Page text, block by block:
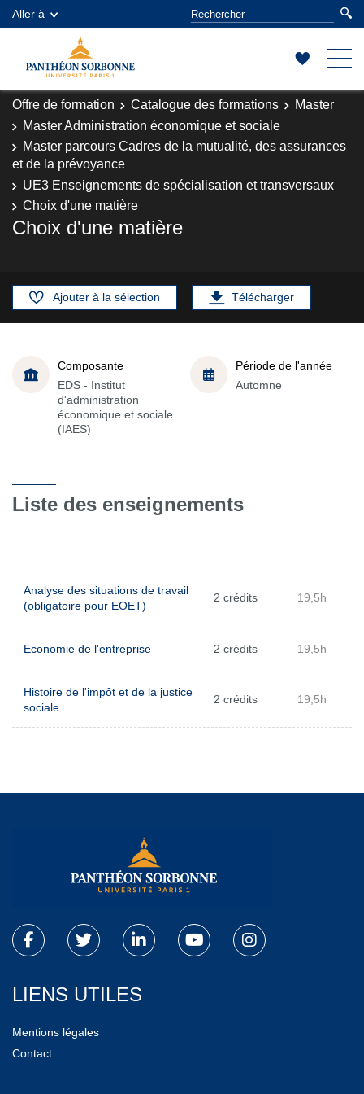
Aller à
Offre de formation Catalogue des formations
Master
Master Administration économique et sociale
Master parcours Cadres de la mutualité, des assurances
et de la prévoyance
UE3 Enseignements de spécialisation et transversaux
Choix d'une matière
Choix d'une matière
Ajouter à la sélection Télécharger
Composante
EDS - Institut
d'administration
économique et sociale
(IAES)
Période de l'année
Automne
Liste des enseignements
Analyse des situations de travail
(obligatoire pour EOET)
2 crédits 19,5h
Economie de l'entreprise 2 crédits 19,5h
Histoire de l'impôt et de la justice
sociale
2 crédits 19,5h
LIENS UTILES
Mentions légales
Contact